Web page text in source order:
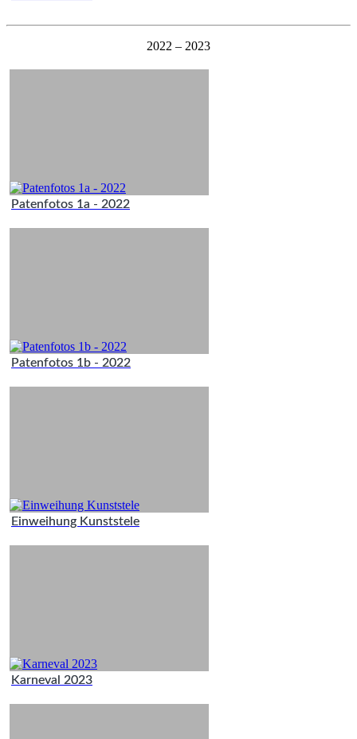
2022 – 2023
Patenfotos 1a - 2022
Patenfotos 1b - 2022
Einweihung Kunststele
Karneval 2023